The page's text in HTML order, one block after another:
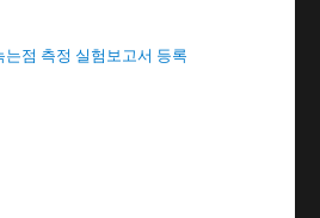
는점 측정 실험보고서 등록